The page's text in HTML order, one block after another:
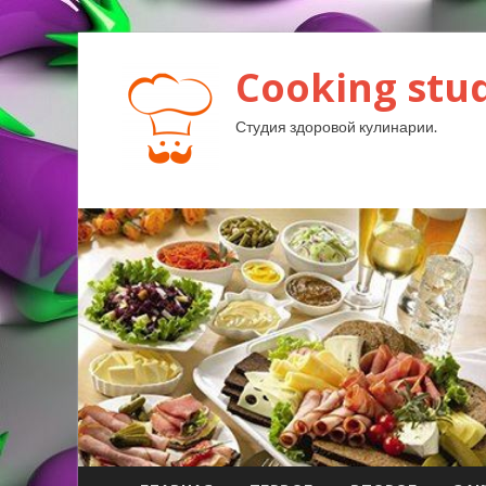
Cooking
Студия здоровой кулинарии.